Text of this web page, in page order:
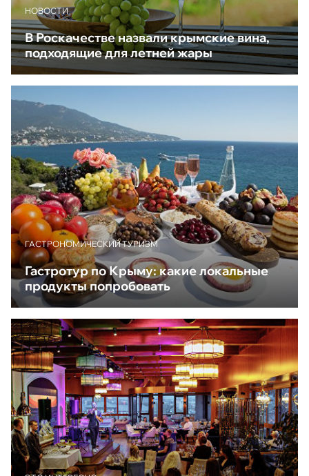
НОВОСТИ
В Роскачестве назвали крымские вина,
подходящие для летней жары
ГАСТРОНОМИЧЕСКИЙ ТУРИЗМ
Гастротур по Крыму: какие локальные
продукты попробовать